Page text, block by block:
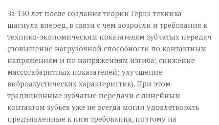
За 130 лет после создания теории Герца техника
шагнула вперед, в связи с чем возросли и требования к
технико-экономическим показателям зубчатых передач
(повышение нагрузочной способности по контактным
напряжениям и по напряжениям изгиба; снижение
массогабаритных показателей; улучшение
виброакустических характеристик). При этом
традиционные зубчатые передачи с линейным
контактом зубьев уже не всегда могли удовлетворять
предъявленные к ним требования, поэтому на